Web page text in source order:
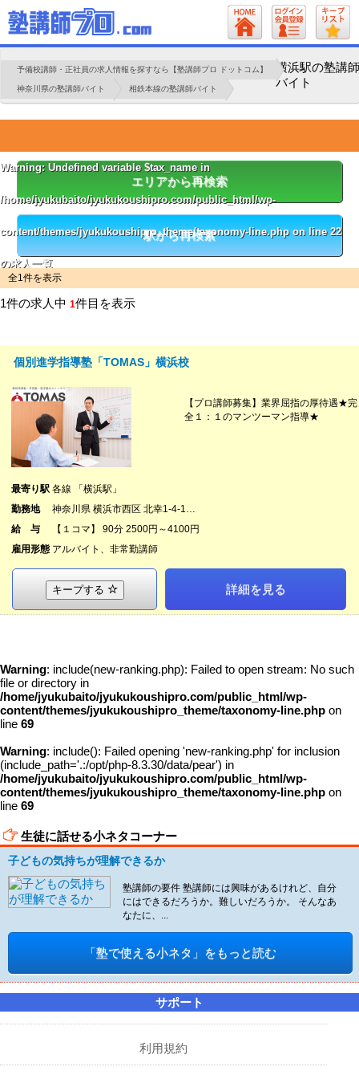
予備校講師・正社員の求人情報を探すなら【塾講師プロ ドットコム】
神奈川県の塾講師バイト 相鉄本線の塾講師バイト
横浜駅の塾講師
バイト
Warning: Undefined variable $tax_name in
/home/jyukubaito/jyukukoushipro.com/public_html/wp-
content/themes/jyukukoushipro_theme/taxonomy-line.phpon line 22
の求人一覧
エリアから再検索
駅から再検索
全1件を表示
1件の求人中 1件目を表示
個別進学指導塾「TOMAS」横浜校
【プロ講師募集】業界屈指の厚待遇★完
全１：１のマンツーマン指導★
最寄り駅 各線 「横浜駅」
勤務地
神奈川県 横浜市西区 北幸1-4-1…
給 与
【１コマ】 90分 2500円～4100円
雇用形態 アルバイト、非常勤講師
キープする 詳細を見る
Warning: include(new-ranking.php): Failed to open stream: No such
file or directory in
/home/jyukubaito/jyukukoushipro.com/public_html/wp-
content/themes/jyukukoushipro_theme/taxonomy-line.php on
line 69
Warning: include(): Failed opening 'new-ranking.php' for inclusion
(include_path='.:/opt/php-8.3.30/data/pear') in
/home/jyukubaito/jyukukoushipro.com/public_html/wp-
content/themes/jyukukoushipro_theme/taxonomy-line.php on
line 69
生徒に話せる小ネタコーナー
子どもの気持ちが理解できるか
塾講師の要件 塾講師には興味があるけれど、自分
にはできるだろうか。難しいだろうか。 そんなあ
なたに、...
「塾で使える小ネタ」をもっと読む
サポート
利用規約